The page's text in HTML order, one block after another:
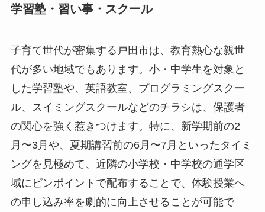
学習塾・習い事・スクール
子育て世代が密集する戸田市は、教育熱心な親世
代が多い地域でもあります。小・中学生を対象と
した学習塾や、英語教室、プログラミングスクー
ル、スイミングスクールなどのチラシは、保護者
の関心を強く惹きつけます。特に、新学期前の2
月〜3月や、夏期講習前の6月〜7月といったタイミ
ングを見極めて、近隣の小学校・中学校の通学区
域にピンポイントで配布することで、体験授業へ
の申し込み率を劇的に向上させることが可能で